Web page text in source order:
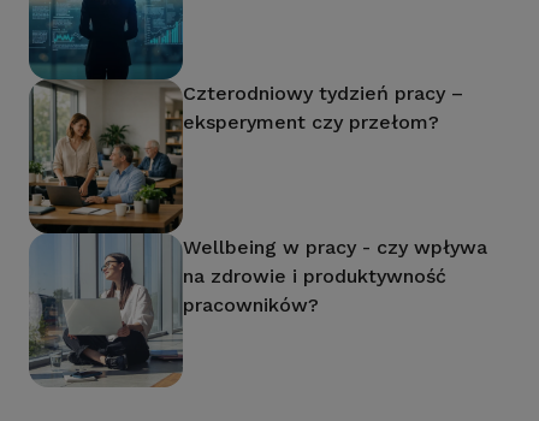
Czterodniowy tydzień pracy –
eksperyment czy przełom?
Wellbeing w pracy - czy wpływa
na zdrowie i produktywność
pracowników?